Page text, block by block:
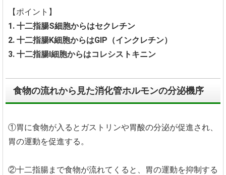
【ポイント】
1. 十二指腸S細胞からはセクレチン
2. 十二指腸K細胞からはGIP（インクレチン）
3. 十二指腸I細胞からはコレシストキニン
食物の流れから見た消化管ホルモンの分泌機序
①胃に食物が入るとガストリンや胃酸の分泌が促進され、
胃の運動を促進する。
②十二指腸まで食物が流れてくると、胃の運動を抑制する